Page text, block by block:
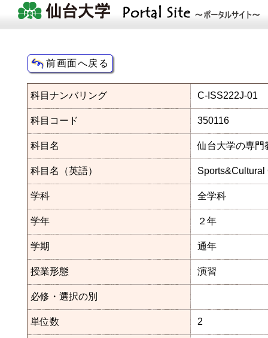
科目ナンバリング C-ISS222J-01
科目コード 350116
科目名 仙台大学の専
科目名（英語）
学科 全学科
学年 ２年
学期 通年
授業形態 演習
必修・選択の別
単位数 2